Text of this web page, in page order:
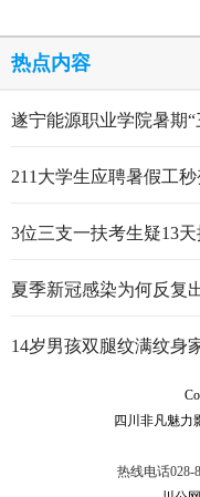
热点内容
遂宁能源职业学院暑期
211大学生应聘暑假工
3位三支一扶考生疑13
夏季新冠感染为何反复
14岁男孩双腿纹满纹身
四川非凡魅力
热线电话028-